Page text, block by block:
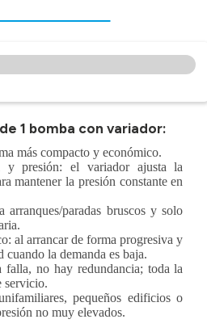
1 bomba con variador:
más compacto y económico.
y presión: el variador ajusta la
mantener la presión constante en
arranques/paradas bruscos y solo
al arrancar de forma progresiva y
cuando la demanda es baja.
falla, no hay redundancia; toda la
servicio.
pequeños edificios o
no muy elevados.